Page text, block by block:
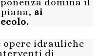
domina il
si
opere idrauliche
di